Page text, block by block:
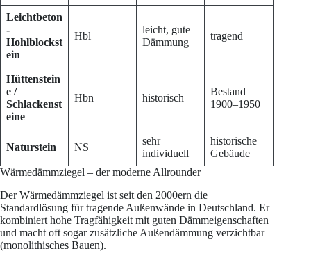
Leichtbeton
-
Hohlblockst
ein
Hbl
leicht, gute
Dämmung
tragend
Hüttenstein
e /
Schlackenst
eine
Hbn historisch
Bestand
1900–1950
Naturstein NS
sehr
individuell
historische
Gebäude
Wärmedämmziegel – der moderne Allrounder
Der Wärmedämmziegel ist seit den 2000ern die
Standardlösung für tragende Außenwände in Deutschland. Er
kombiniert hohe Tragfähigkeit mit guten Dämmeigenschaften
und macht oft sogar zusätzliche Außendämmung verzichtbar
(monolithisches Bauen).